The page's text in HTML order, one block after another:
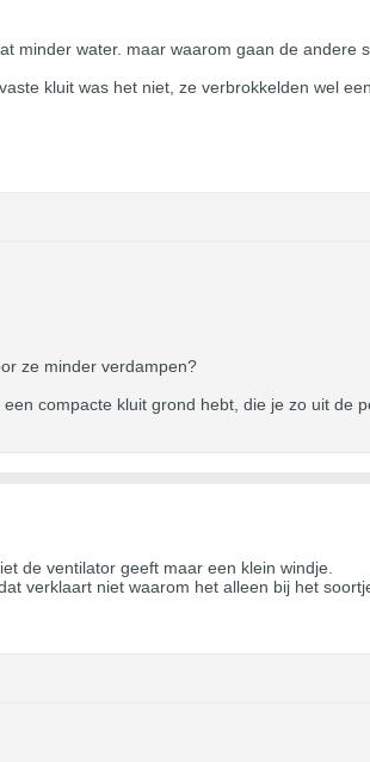
minder water. maar waarom gaan de andere
kluit was het niet, ze verbrokkelden wel
ze minder verdampen?
compacte kluit grond hebt, die je zo uit de
de ventilator geeft maar een klein windje.
verklaart niet waarom het alleen bij het